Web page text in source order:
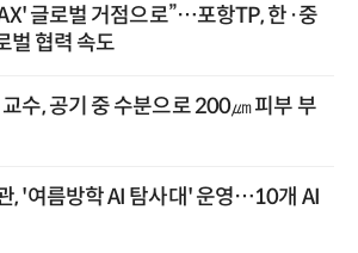
글로벌 거점으로”…포항TP, 한·중
벌 협력 속도
수, 공기 중 수분으로 200㎛ 피부 부
, '여름방학 AI 탐사대' 운영…10개 AI